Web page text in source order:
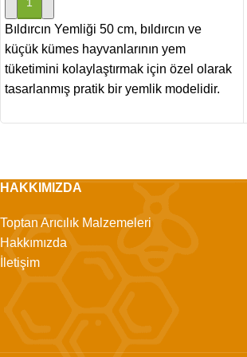
Bıldırcın Yemliği 50 cm, bıldırcın ve
küçük kümes hayvanlarının yem
tüketimini kolaylaştırmak için özel olarak
tasarlanmış pratik bir yemlik modelidir.
HAKKIMIZDA
Toptan Arıcılık Malzemeleri
Hakkımızda
İletişim